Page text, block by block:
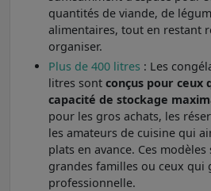
quantités de viande, de
alimentaires, tout en restant
organiser.
Plus de 400 litres : Les
litres sont conçus pour ceux
capacité de stockage
pour les gros achats, les
les amateurs de cuisine qui
plats en avance. Ces
grandes familles ou ceux qui
professionnelle.